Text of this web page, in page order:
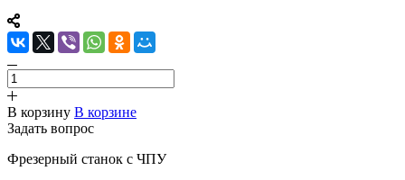
В корзину В корзине
Задать вопрос
Фрезерный станок с ЧПУ